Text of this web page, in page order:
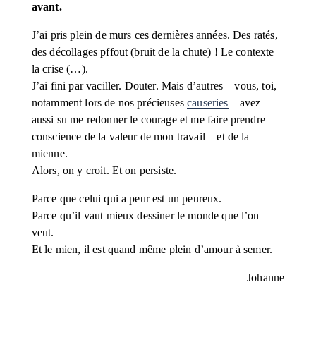
avant.
J’ai pris plein de murs ces dernières années. Des ratés,
des décollages pffout (bruit de la chute) ! Le contexte
la crise (…).
J’ai fini par vaciller. Douter. Mais d’autres – vous, toi,
notamment lors de nos précieuses causeries – avez
aussi su me redonner le courage et me faire prendre
conscience de la valeur de mon travail – et de la
mienne.
Alors, on y croit. Et on persiste.
Parce que celui qui a peur est un peureux.
Parce qu’il vaut mieux dessiner le monde que l’on
veut.
Et le mien, il est quand même plein d’amour à semer.
Johanne